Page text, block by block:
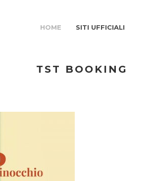
HOME SITI UFFICIALI
TST BOOKING